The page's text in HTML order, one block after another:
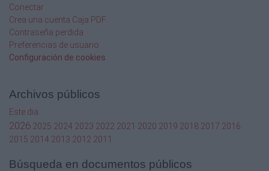
Conectar
Crea una cuenta Caja PDF
Contraseña perdida
Preferencias de usuario
Configuración de cookies
Archivos públicos
Este dia
2026 2025 2024 2023 2022 2021 2020 2019 2018 2017 2016
2015 2014 2013 2012 2011
Búsqueda en documentos públicos